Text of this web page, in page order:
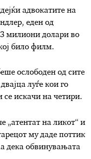
адвокатите на
еден од
милиони долари во
било филм.
ослободен од сите
луѓе кои го
се искачи на четири.
„атентат на ликот“ и
му даде поттик
дека обвинувањата